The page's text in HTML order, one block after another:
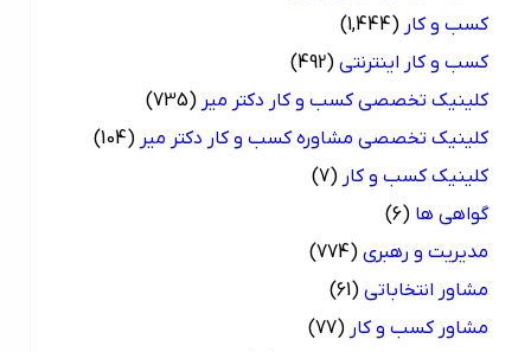
کسب و کار (1,444)
کسب و کار اینترنتی (492)
کلینیک تخصصی کسب و کار دکتر میر (735)
کلینیک تخصصی مشاوره کسب و کار دکتر میر (104)
کلینیک کسب و کار (7)
گواهی ها (6)
مدیریت و رهبری (774)
مشاور انتخاباتی (61)
مشاور کسب و کار (77)